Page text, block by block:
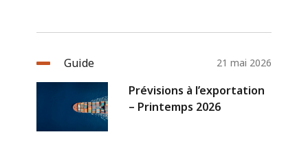
Guide 21 mai 2026
Prévisions à l’exportation
– Printemps 2026